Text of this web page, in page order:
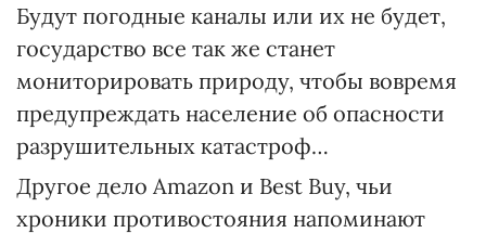
Будут погодные каналы или их не будет,
государство все так же станет
мониторировать природу, чтобы вовремя
предупреждать население об опасности
разрушительных катастроф…
Другое дело Amazon и Best Buy, чьи
хроники противостояния напоминают